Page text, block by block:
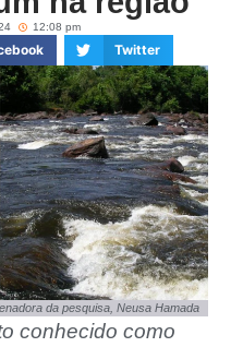
12:08 pm
Twitter
da pesquisa, Neusa Hamada
conhecido como